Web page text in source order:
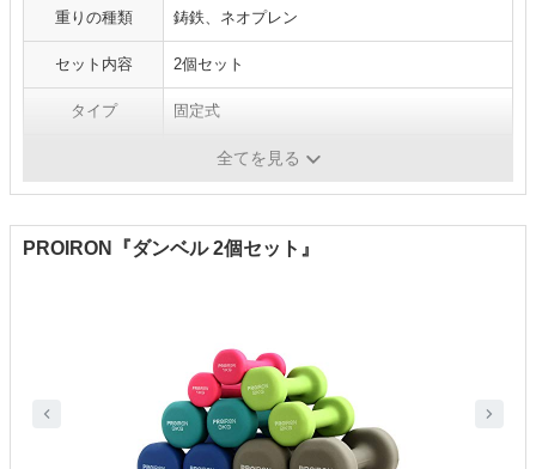
重りの種類 鋳鉄、ネオプレン
セット内容 2個セット
タイプ 固定式
全てを見る
PROIRON『ダンベル 2個セット』